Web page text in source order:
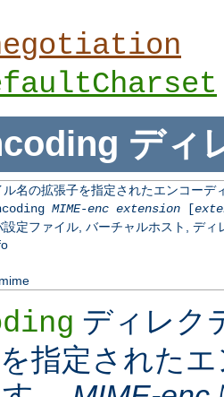
ディ
ル名の拡張子を指定されたエンコーデ
MIME-enc extension[
設定ファイル, バーチャルホスト, ディ
ディレク
指定された